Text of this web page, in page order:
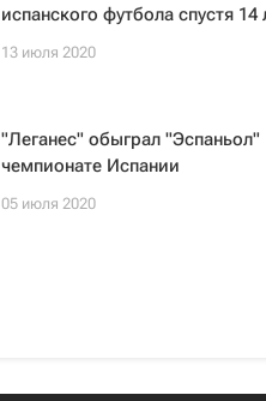
испанского футбола спустя 14
13 июля 2020
"Леганес" обыграл "Эспаньол"
чемпионате Испании
05 июля 2020